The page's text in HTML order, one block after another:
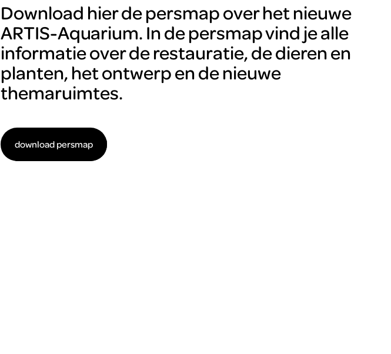
Download hier de persmap over het nieuwe
ARTIS-Aquarium. In de persmap vind je alle
informatie over de restauratie, de dieren en
planten, het ontwerp en de nieuwe
themaruimtes.
download persmap